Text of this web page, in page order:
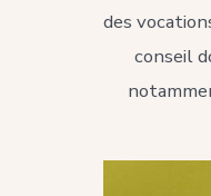
des
conseil